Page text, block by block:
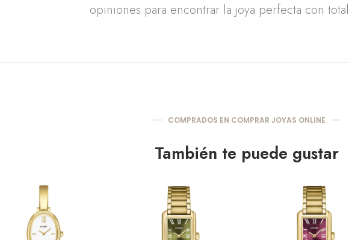
opiniones para encontrar la joya perfecta con
COMPRADOS EN COMPRAR JOYAS ONLINE
También te puede gustar